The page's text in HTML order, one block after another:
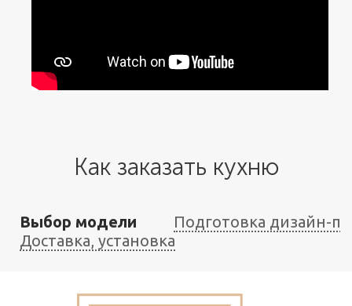
Как заказать кухню
Выбор модели
Подготовка дизайн-
Доставка, установка